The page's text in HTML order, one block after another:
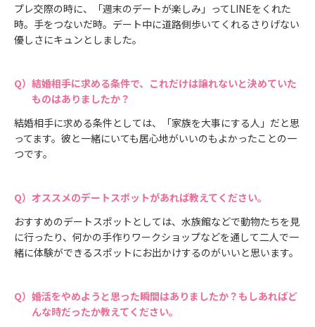
プレ交際の時に、「週末のデートが楽しみ」ってLINEをくれた
時。手をつないだ時。デート中に道路側歩いてくれるさりげない
優しさにキュンとしました。
結婚相手に求める条件で、これだけは譲れないと決めていた
ものはありましたか？
結婚相手に求める条件としては、「家族を大事にする人」だと思
ってます。彼と一緒にいても居心地がいいのもよかったことの一
つです。
オススメのデートスポットがあれば教えてください。
おすすめのデートスポットとしては、水族館などで動物たちを見
に行ったり、何かの手作りワークショップなどを通して二人で一
緒に体験ができるスポットにお出かけするのがいいと思います。
婚活をやめようと思った瞬間はありましたか？もしあればど
んな時だったか教えてください。